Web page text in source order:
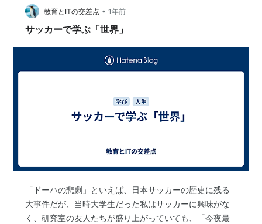
W杯切符。 日本中が呆然とし、サッカーという言葉…
教育とITの交差点 • 1年前
サッカーで学ぶ「世界」
「ドーハの悲劇」といえば、日本サッカーの歴史に残る
大事件だが、当時大学生だった私はサッカーに興味がな
く、研究室の友人たちが盛り上がっていても、「今夜最